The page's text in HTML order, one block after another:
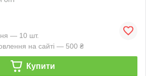
— 10 шт.
на сайті — 500 ₴
Купити